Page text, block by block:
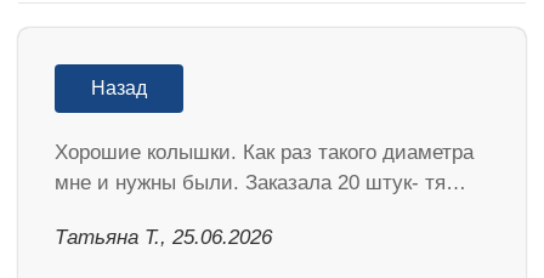
Назад
Хорошие колышки. Как раз такого диаметра
мне и нужны были. Заказала 20 штук- тя…
Татьяна Т., 25.06.2026